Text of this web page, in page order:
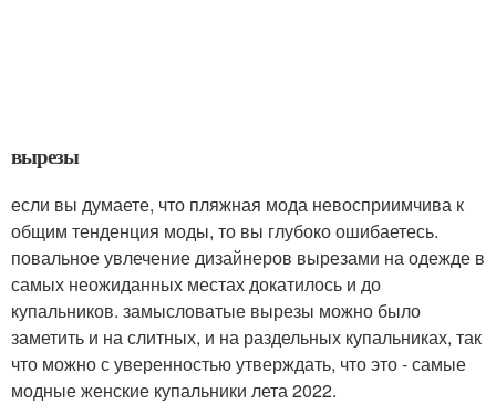
вырезы
если вы думаете, что пляжная мода невосприимчива к
общим тенденция моды, то вы глубоко ошибаетесь.
повальное увлечение дизайнеров вырезами на одежде в
самых неожиданных местах докатилось и до
купальников. замысловатые вырезы можно было
заметить и на слитных, и на раздельных купальниках, так
что можно с уверенностью утверждать, что это - самые
модные женские купальники лета 2022.